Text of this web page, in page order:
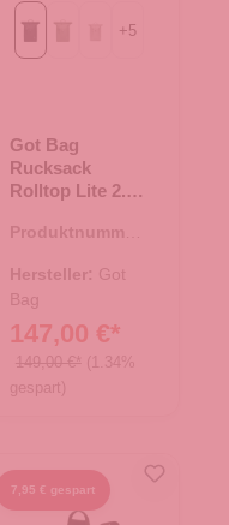
Blackbass clam mono
+5
Got Bag
Rucksack
Rolltop Lite 2.0
Produktnummer:
Hersteller: Got
Bag
147,00 €*
149,00 €* (1.34%
gespart)
7,95 € gespart